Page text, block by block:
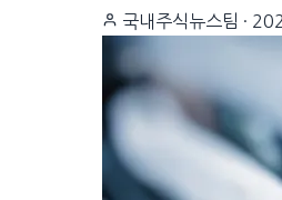
국내주식뉴스팀 ·